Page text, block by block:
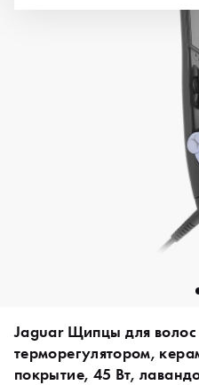
Jaguar Щипцы для волос
терморегулятором,
покрытие, 45 Вт,